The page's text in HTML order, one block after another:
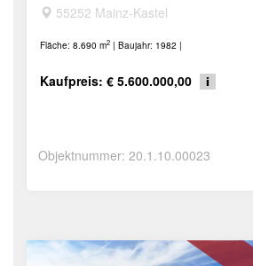
55252 Mainz-Kastel
Fläche: 8.690 m2 | Baujahr: 1982 |
Kaufpreis: € 5.600.000,00
Objektnummer: 20.1.10.00023